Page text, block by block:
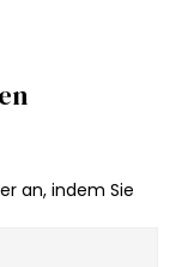
an, indem Sie